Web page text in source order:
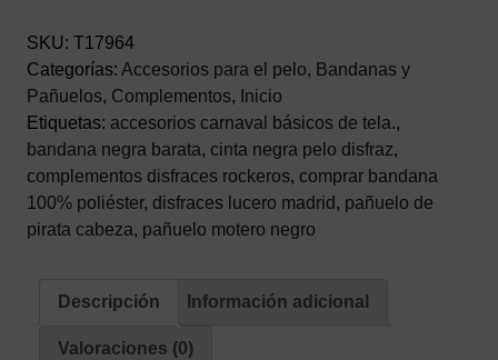
Pañuelo
Multiposición
de
Tela
para
Disfraces
y
Eventos
cantidad
SKU: T17964
Categorías: Accesorios para el pelo, Bandanas y
Pañuelos, Complementos, Inicio
Etiquetas: accesorios carnaval básicos de tela.,
bandana negra barata, cinta negra pelo disfraz,
complementos disfraces rockeros, comprar bandana
100% poliéster, disfraces lucero madrid , pañuelo de
pirata cabeza, pañuelo motero negro
Descripción Información adicional
Valoraciones (0)